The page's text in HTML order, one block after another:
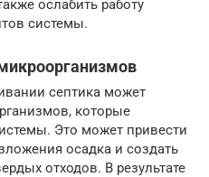
ослабить работу
системы.
септика может
которые
Это может привести
осадка и создать
отходов. В результате